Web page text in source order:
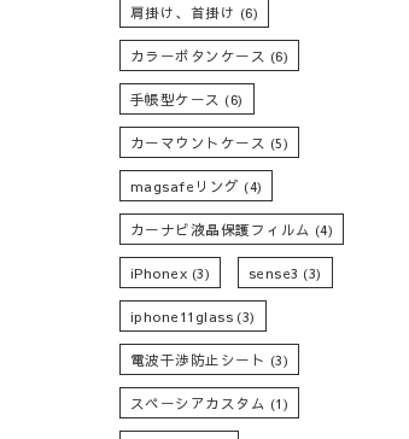
肩掛け、首掛け (6)
カラーボタンケース (6)
手帳型ケース (6)
カーマウントケース (5)
magsafeリング (4)
カーナビ液晶保護フィルム (4)
iPhonex (3) sense3 (3)
iphone11glass(3)
電波干渉防止シート (3)
スペーシアカスタム (1)